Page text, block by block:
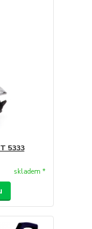
5333
skladem *